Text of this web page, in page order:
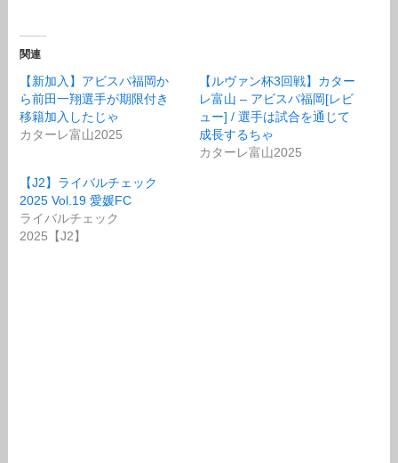
関連
【新加入】アビスパ福岡か
ら前田一翔選手が期限付き
移籍加入したじゃ
カターレ富山2025
【ルヴァン杯3回戦】カター
レ富山 – アビスパ福岡[レビ
ュー] / 選手は試合を通じて
成長するちゃ
カターレ富山2025
【J2】ライバルチェック
2025 Vol.19 愛媛FC
ライバルチェック
2025【J2】